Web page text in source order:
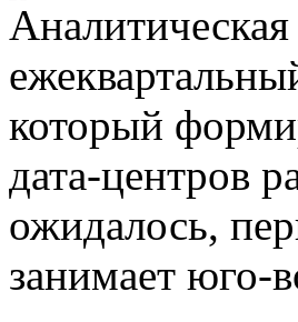
который
дата-центров
ожидалось,
занимает юго-